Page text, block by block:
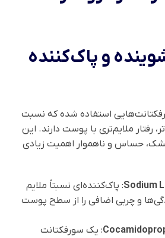
و پاک‌کننده
استفاده شده که نسبت
ملایم‌تری با پوست دارند. این
حساس و ناهموار اهمیت زیادی
Sodium: پاک‌کننده‌ای نسبتاً ملایم
و چربی اضافی را از سطح پوست
: یک سورفکتانت